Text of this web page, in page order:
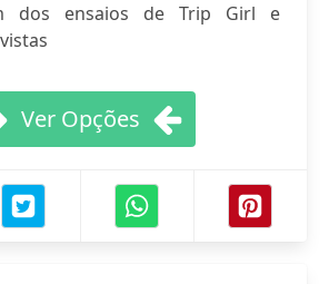
dos ensaios de Trip Girl e
Ver Opções